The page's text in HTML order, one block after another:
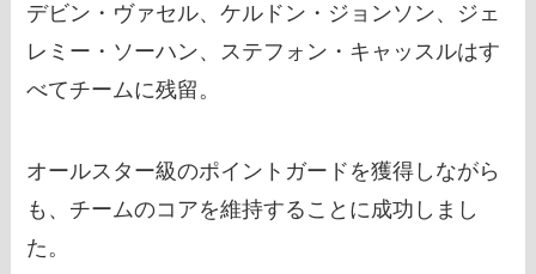
デビン・ヴァセル、ケルドン・ジョンソン、ジェ
レミー・ソーハン、ステフォン・キャッスルはす
べてチームに残留。
オールスター級のポイントガードを獲得しながら
も、チームのコアを維持することに成功しまし
た。